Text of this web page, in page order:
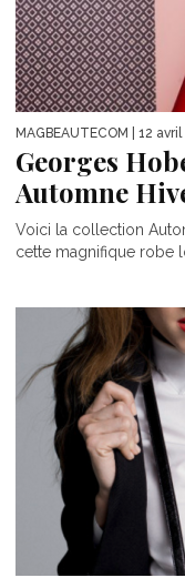
MAGBEAUTECOM | 12
Georges
Automne
Voici la collection
cette magnifique robe